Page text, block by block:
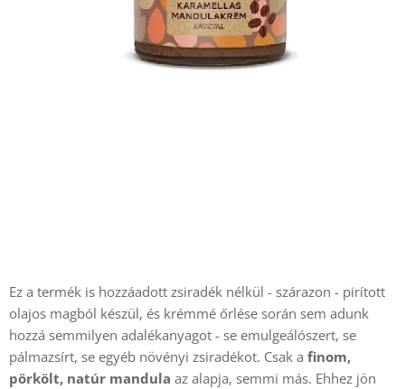
Ez a termék is hozzáadott zsiradék nélkül - szárazon - pirított
olajos magból készül, és krémmé őrlése során sem adunk
hozzá semmilyen adalékanyagot - se emulgeálószert, se
pálmazsírt, se egyéb növényi zsiradékot. Csak a finom,
pörkölt, natúr mandula az alapja, semmi más. Ehhez jön